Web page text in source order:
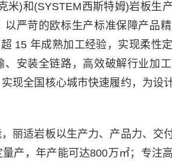
米)和(SYSTEM西斯特姆)岩板生
以严苛的欧标生产标准保障产品
15 年成熟加工经验，实现柔性
、安装全链路，高效破解行业加
现全国核心城市快速履约，为设
丽适岩板以生产力、产品力、交
产，年产能可达800万㎡；专注